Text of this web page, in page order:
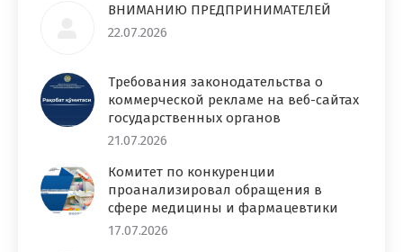
ВНИМАНИЮ ПРЕДПРИНИМАТЕЛЕЙ
22.07.2026
Требования законодательства о
коммерческой рекламе на веб-сайтах
государственных органов
21.07.2026
Комитет по конкуренции
проанализировал обращения в
сфере медицины и фармацевтики
17.07.2026